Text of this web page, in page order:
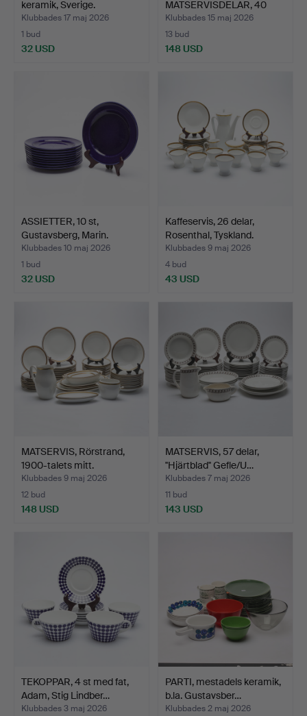
keramik, Sverige.
Klubbades 17 maj 2026
1 bud
32 USD
MATSERVISDELAR, 40
delar,…
Klubbades 15 maj 2026
13 bud
148 USD
ASSIETTER, 10 st,
Gustavsberg, Marin.
Klubbades 10 maj 2026
1 bud
32 USD
Kaffeservis, 26 delar,
Rosenthal, Tyskland.
Klubbades 9 maj 2026
4 bud
43 USD
MATSERVIS, Rörstrand,
1900-talets mitt.
Klubbades 9 maj 2026
12 bud
148 USD
MATSERVIS, 57 delar,
''Hjärtblad'' Gefle/U…
Klubbades 7 maj 2026
11 bud
143 USD
TEKOPPAR, 4 st med fat,
Adam, Stig Lindber…
Klubbades 3 maj 2026
PARTI, mestadels keramik,
b.la. Gustavsber…
Klubbades 2 maj 2026